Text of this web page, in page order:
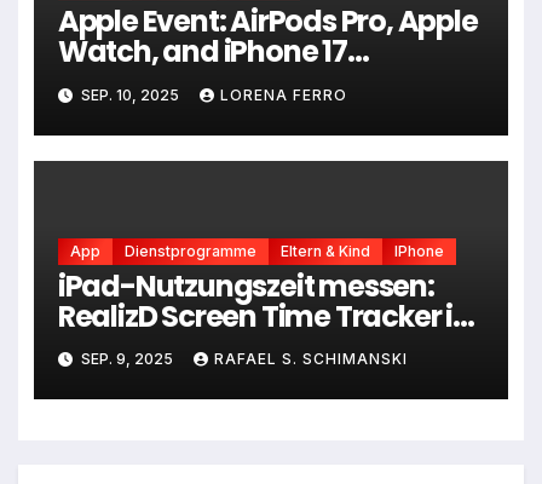
Apple Event: AirPods Pro, Apple
Watch, and iPhone 17
Showcase in der Episode #139
SEP. 10, 2025 LORENA FERRO
App Dienstprogramme Eltern & Kind IPhone
iPad-Nutzungszeit messen:
RealizD Screen Time Tracker im
Selbsttest
SEP. 9, 2025 RAFAEL S. SCHIMANSKI